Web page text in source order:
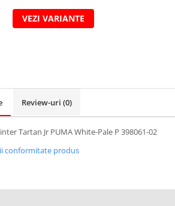
VEZI VARIANTE
Review-uri (0)
Tartan Jr PUMA White-Pale P 398061-02
conformitate produs